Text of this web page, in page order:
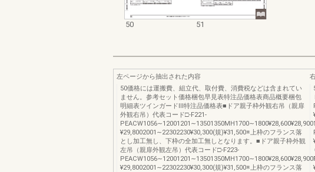
50 51
左ページから抽出された内容
50価格には運搬費、組立代、取付費、消費税などは含まれてい
ません。参考セット価格梱包早見表特注品価格表商品概要梱包
明細表ツインガードⅢ特注品価格表■ドア親子枠外観右吊（親扉
外観右吊）代表コード□-F221-
¥29,8002001∼22302230¥30,300(規)¥31,500※上枠のフランス落
とし加工無し、下枠の全加工無しとなります。■ドア親子枠外観
左吊（親扉外観左吊）代表コード□-F223-
¥29,8002001∼22302230¥30,300(規)¥31,500※上枠のフランス落